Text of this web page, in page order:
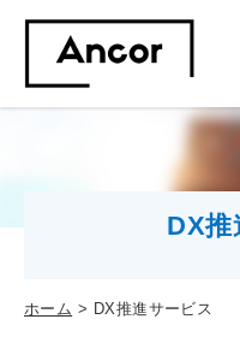
DX推
ホーム DX推進サービス